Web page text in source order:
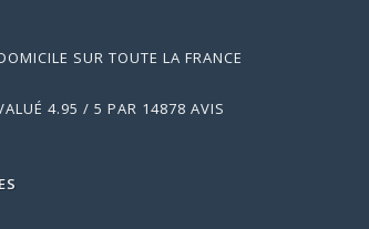
SUR TOUTE LA FRANCE
4.95 / 5 PAR 14878 AVIS